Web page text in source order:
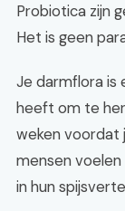
Probiotica zijn
Het is geen
Je darmflora is
heeft om te
weken voordat
mensen
in hun